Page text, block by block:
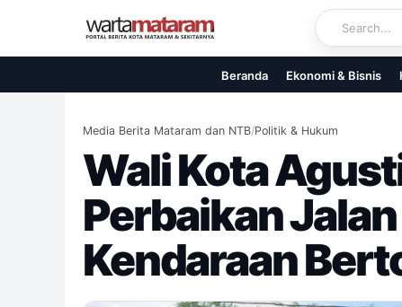
content
Beranda Ekonomi & Bisnis
Media Berita Mataram dan NTB/Politik & Hukum
Wali Kota
Perbaikan
Kendaraan